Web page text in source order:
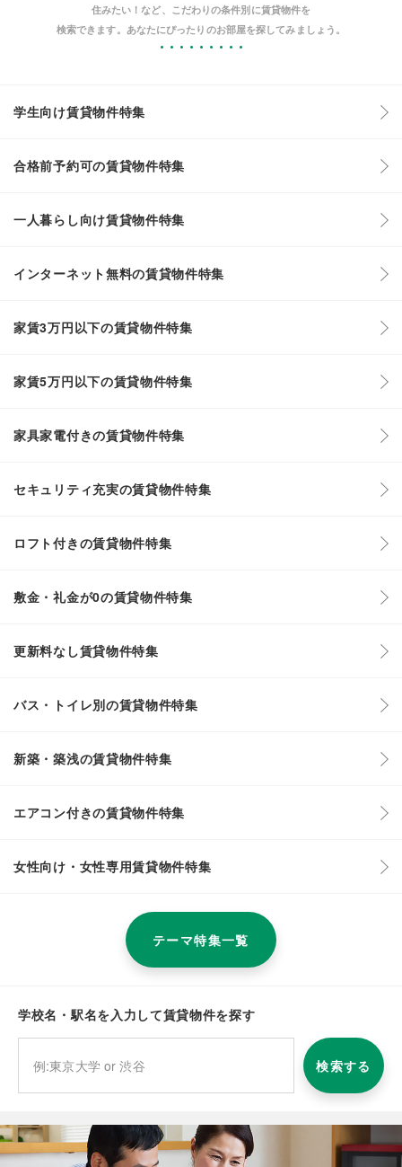
住みたい！など、こだわりの条件別に賃貸物件を
検索できます。あなたにぴったりのお部屋を探してみましょう。
学生向け賃貸物件特集
合格前予約可の賃貸物件特集
一人暮らし向け賃貸物件特集
インターネット無料の賃貸物件特集
家賃3万円以下の賃貸物件特集
家賃5万円以下の賃貸物件特集
家具家電付きの賃貸物件特集
セキュリティ充実の賃貸物件特集
ロフト付きの賃貸物件特集
敷金・礼金が0の賃貸物件特集
更新料なし賃貸物件特集
バス・トイレ別の賃貸物件特集
新築・築浅の賃貸物件特集
エアコン付きの賃貸物件特集
女性向け・女性専用賃貸物件特集
テーマ特集一覧
学校名・駅名を入力して賃貸物件を探す
検索する